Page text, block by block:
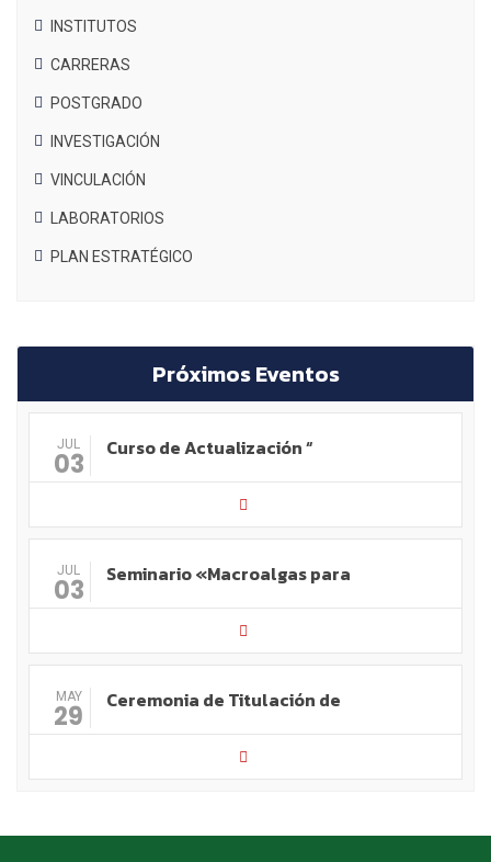
INSTITUTOS
CARRERAS
POSTGRADO
INVESTIGACIÓN
VINCULACIÓN
LABORATORIOS
PLAN ESTRATÉGICO
Próximos Eventos
JUL
03 Curso de Actualización “
JUL
03 Seminario «Macroalgas para
MAY
29 Ceremonia de Titulación de